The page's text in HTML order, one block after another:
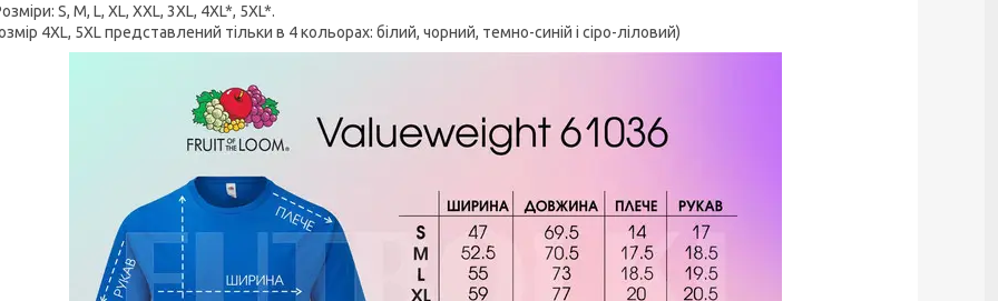
S, M, L, XL, XXL, 3XL, 4XL*, 5XL*.
4XL, 5XL представлений тільки в 4 кольорах: білий, чорний, темно-синій і сіро-ліловий)